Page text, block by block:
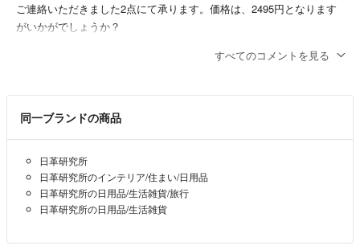
◆基本的にはお値下げを承っておりません。
※同梱の場合は送料分のお値引きが可能です。ご購入前にコメントより
は、お取引きいたしませんので予めご了承ください。
◆説明と画像をよくご確認ください。
※状態を正確にお伝えできていない場合があります。ご不明な点などは
ご連絡いただきました2点にて承ります。価格は、2495円となります
がいかがでしょうか？
いつもお世話になります。R、L各1枚販売可能でしょうか？
♡プロフ必読♡- 3ヶ月前
すべてのコメントを見る
同一ブランドの商品
日革研究所
日革研究所のインテリア/住まい/日用品
日革研究所の日用品/生活雑貨/旅行
日革研究所の日用品/生活雑貨